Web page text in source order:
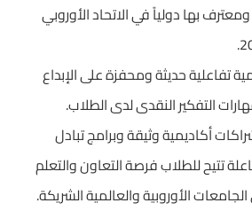
بها دولياً في الاتحاد الأوروبي
تفاعلية حديثة ومحفزة على الإبداع
التفكير النقدى لدى الطلاب.
أكاديمية وثيقة وبرامج تبادل
تتيح للطلاب فرصة التعاون والتعلم
الأوروبية والعالمية الشريكة.